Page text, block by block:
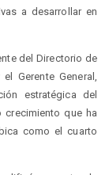
a desarrollar en
del Directorio de
Gerente General,
estratégica del
crecimiento que ha
como el cuarto